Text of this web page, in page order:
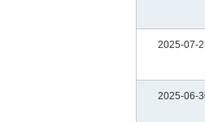
2025-07-
2025-06-